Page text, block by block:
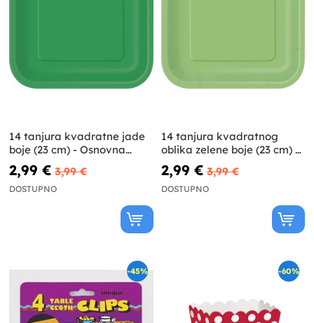
14 tanjura kvadratne jade
boje (23 cm) - Osnovna
kolekcija boja
2,99 € 3,99 €
DOSTUPNO
14 tanjura kvadratnog
oblika zelene boje (23 cm) -
Osnovna paleta boja
2,99 € 3,99 €
DOSTUPNO
-45% -60%